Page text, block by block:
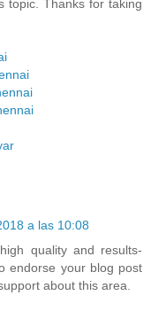
topic. Thanks for taking
a las 10:08
quality and results-
endorse your blog post
about this area.